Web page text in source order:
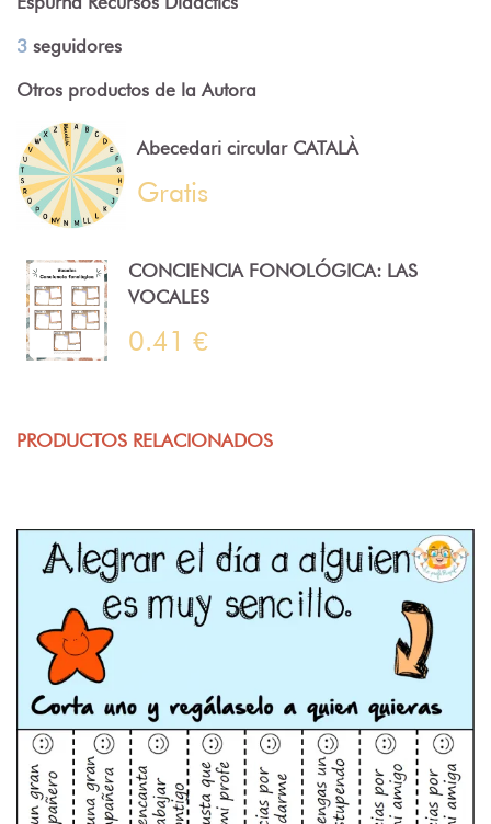
3 seguidores
Otros productos de la Autora
Abecedari circular CATALÀ
Gratis
CONCIENCIA FONOLÓGICA: LAS
VOCALES
0.41 €
PRODUCTOS RELACIONADOS